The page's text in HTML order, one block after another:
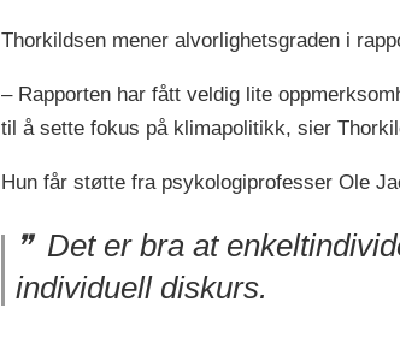
Thorkildsen mener alvorlighetsgraden i
– Rapporten har fått veldig lite
til å sette fokus på klimapolitikk, sier
Hun får støtte fra psykologiprofesser Ole
Det er bra at
individuell diskurs.